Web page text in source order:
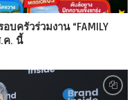
ครัวร่วมงาน “FAMILY
.ค. นี้